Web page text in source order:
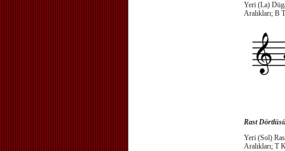
Yeri (La)
Aralıkları; B
Rast
Yeri (Sol)
Aralıkları; T